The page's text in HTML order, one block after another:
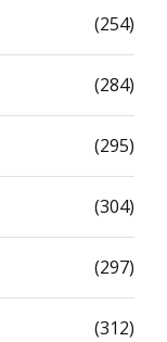
(254)
(284)
(295)
(304)
(297)
(312)